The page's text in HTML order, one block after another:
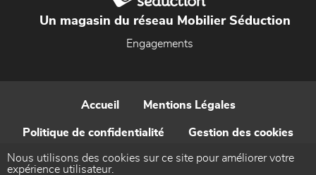
Un magasin du réseau Mobilier Séduction
Engagements
Accueil Mentions Légales
Politique de confidentialité Gestion des cookies
Contact
Nous utilisons des cookies sur ce site pour améliorer votre
expérience utilisateur.